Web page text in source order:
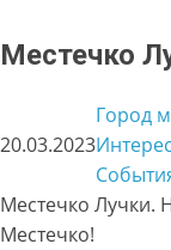
Местечко
20.03.2023
Город
Местечко Лучки.
Местечко!